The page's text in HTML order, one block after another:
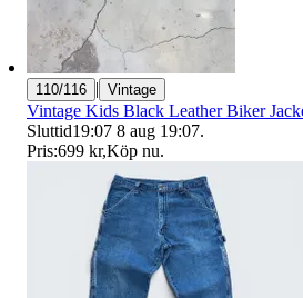
110/116 | Vintage
Vintage Kids Black Leather Biker
Sluttid19:07 8 aug 19:07.
Pris:699 kr,Köp nu.